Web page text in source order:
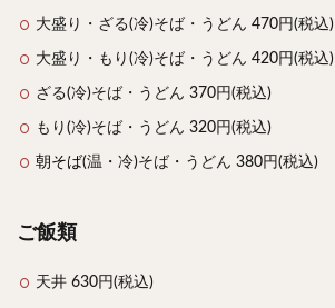
大盛り・ざる(冷)そば・うどん 470円(税込)
大盛り・もり(冷)そば・うどん 420円(税込)
ざる(冷)そば・うどん 370円(税込)
もり(冷)そば・うどん 320円(税込)
朝そば(温・冷)そば・うどん 380円(税込)
ご飯類
天井 630円(税込)